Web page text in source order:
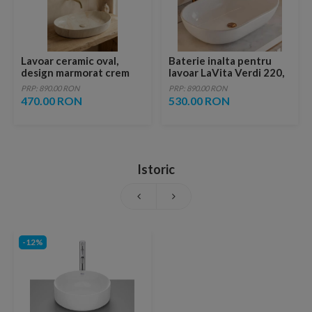
Lavoar ceramic oval,
design marmorat crem
lucios cu vene aurii,
ventil inclus
PRP: 890.00 RON
470.00 RON
Baterie inalta pentru
lavoar LaVita Verdi 220,
fara ventil, brushed
copper
PRP: 890.00 RON
530.00 RON
Istoric
-12%